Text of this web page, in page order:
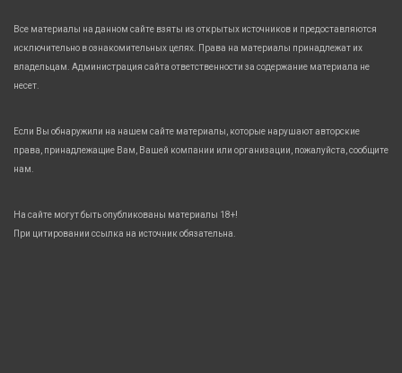
Все материалы на данном сайте взяты из открытых источников и предоставляются
исключительно в ознакомительных целях. Права на материалы принадлежат их
владельцам. Администрация сайта ответственности за содержание материала не
несет.
Если Вы обнаружили на нашем сайте материалы, которые нарушают авторские
права, принадлежащие Вам, Вашей компании или организации, пожалуйста, сообщите
нам.
На сайте могут быть опубликованы материалы 18+!
При цитировании ссылка на источник обязательна.